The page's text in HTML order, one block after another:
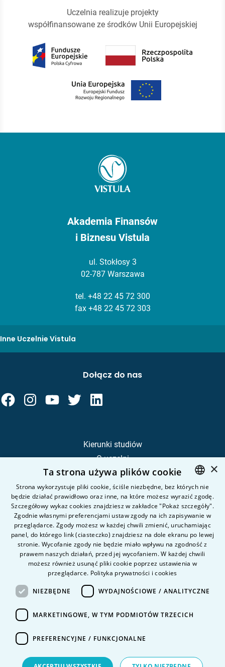
Uczelnia realizuje projekty
współfinansowane ze środków Unii Europejskiej
Akademia Finansów
i Biznesu Vistula
ul. Stokłosy 3
02-787 Warszawa
tel. +48 22 45 72 300
fax +48 22 45 72 303
Inne Uczelnie Vistula
Kierunki studiów
O uczelni
Kandydat
Student
Nauka i badania
Intranet
Pytania i odpowiedzi
Kontakt
Kariera na uczelni
Dane Osobowe
Dołącz do nas
POLISH
ENGLISH
×
Ta strona używa plików cookie
Strona wykorzystuje pliki cookie, ściśle niezbędne, bez których nie
będzie działać prawidłowo oraz inne, na które możesz wyrazić zgodę.
Szczegółowy wykaz cookies znajdziesz w zakładce "Pokaż szczegóły".
Zgodnie własnymi preferencjami ustaw zgody na ich zapisywanie w
przeglądarce. Zgody możesz w każdej chwili zmienić, uruchamiając
panel, do którego link (ciasteczko) znajdziesz na dole ekranu po lewej
stronie. Wycofanie zgody nie będzie miało wpływu na zgodność z
prawem naszych działań, przed jej wycofaniem. W każdej chwili
możesz również usunąć pliki cookie poprzez ustawienia w
przeglądarce. Polityka prywatności i cookies
NIEZBĘDNE WYDAJNOŚCIOWE / ANALITYCZNE
MARKETINGOWE, W TYM PODMIOTÓW TRZECICH
PREFERENCYJNE / FUNKCJONALNE